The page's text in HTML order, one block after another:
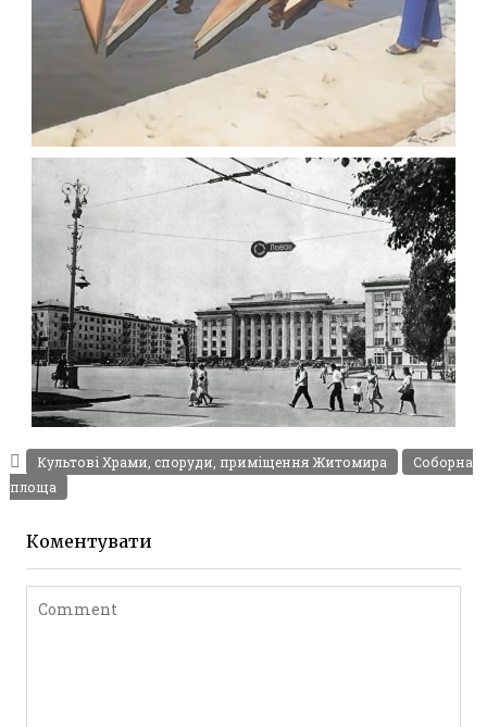
ФОТОГРАФІЇ ЖИТОМИРА 1982-1984 РОКІВ
Фото Житомир (1980-
1990)
Leave a comment
ФОТО СОБОРНА ПЛОЩА ЖИТОМИР 1967
Фото Житомир (1960-
1970)
Культові Храми, споруди, приміщення Житомира
Соборна
площа
Коментувати